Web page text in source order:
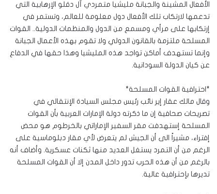
الأفعال المشينة والجبانة مليشيا متمردي آل دقلو الإرهابية التي
تدعمها لارتكاب تلك الأفعال دول معلومة للعالم، وتستمر في
إرتكابها على مرأي ومسمع من الدول والمنظمات الدولية.. القوات
المسلحة ملتزمة بالقانون الدولي ولا تقوم بهذه الأعمال الجبانة
وإنما تستهدف أماكن تواجد هذه المليشيا وهذا حقها في الدفاع
عن كيان الدولة السودانية.
*احترافية القوات المسلحة*
وقال مالك عقار إير نائب رئيس مجلس السيادة الإنتقالي في
تصريحات صحافية إن ما ذكرته دولة الإمارات العربية بأن القوات
المسلحة إستهدفت مقر السفير الإماراتي بالخرطوم هو محض
إفتراء، مشيراً الى أن الجيش لم يتعرض لأي مقار دبلوماسية على
الرغم من أن التمرد يستغل العديد منها ثكنات عسكرية. وأضاف أنه
بالرغم من أن هذه الحرب تدور داخل المدن إلا أن القوات المسلحة
تديرها بإحترافية عالية.